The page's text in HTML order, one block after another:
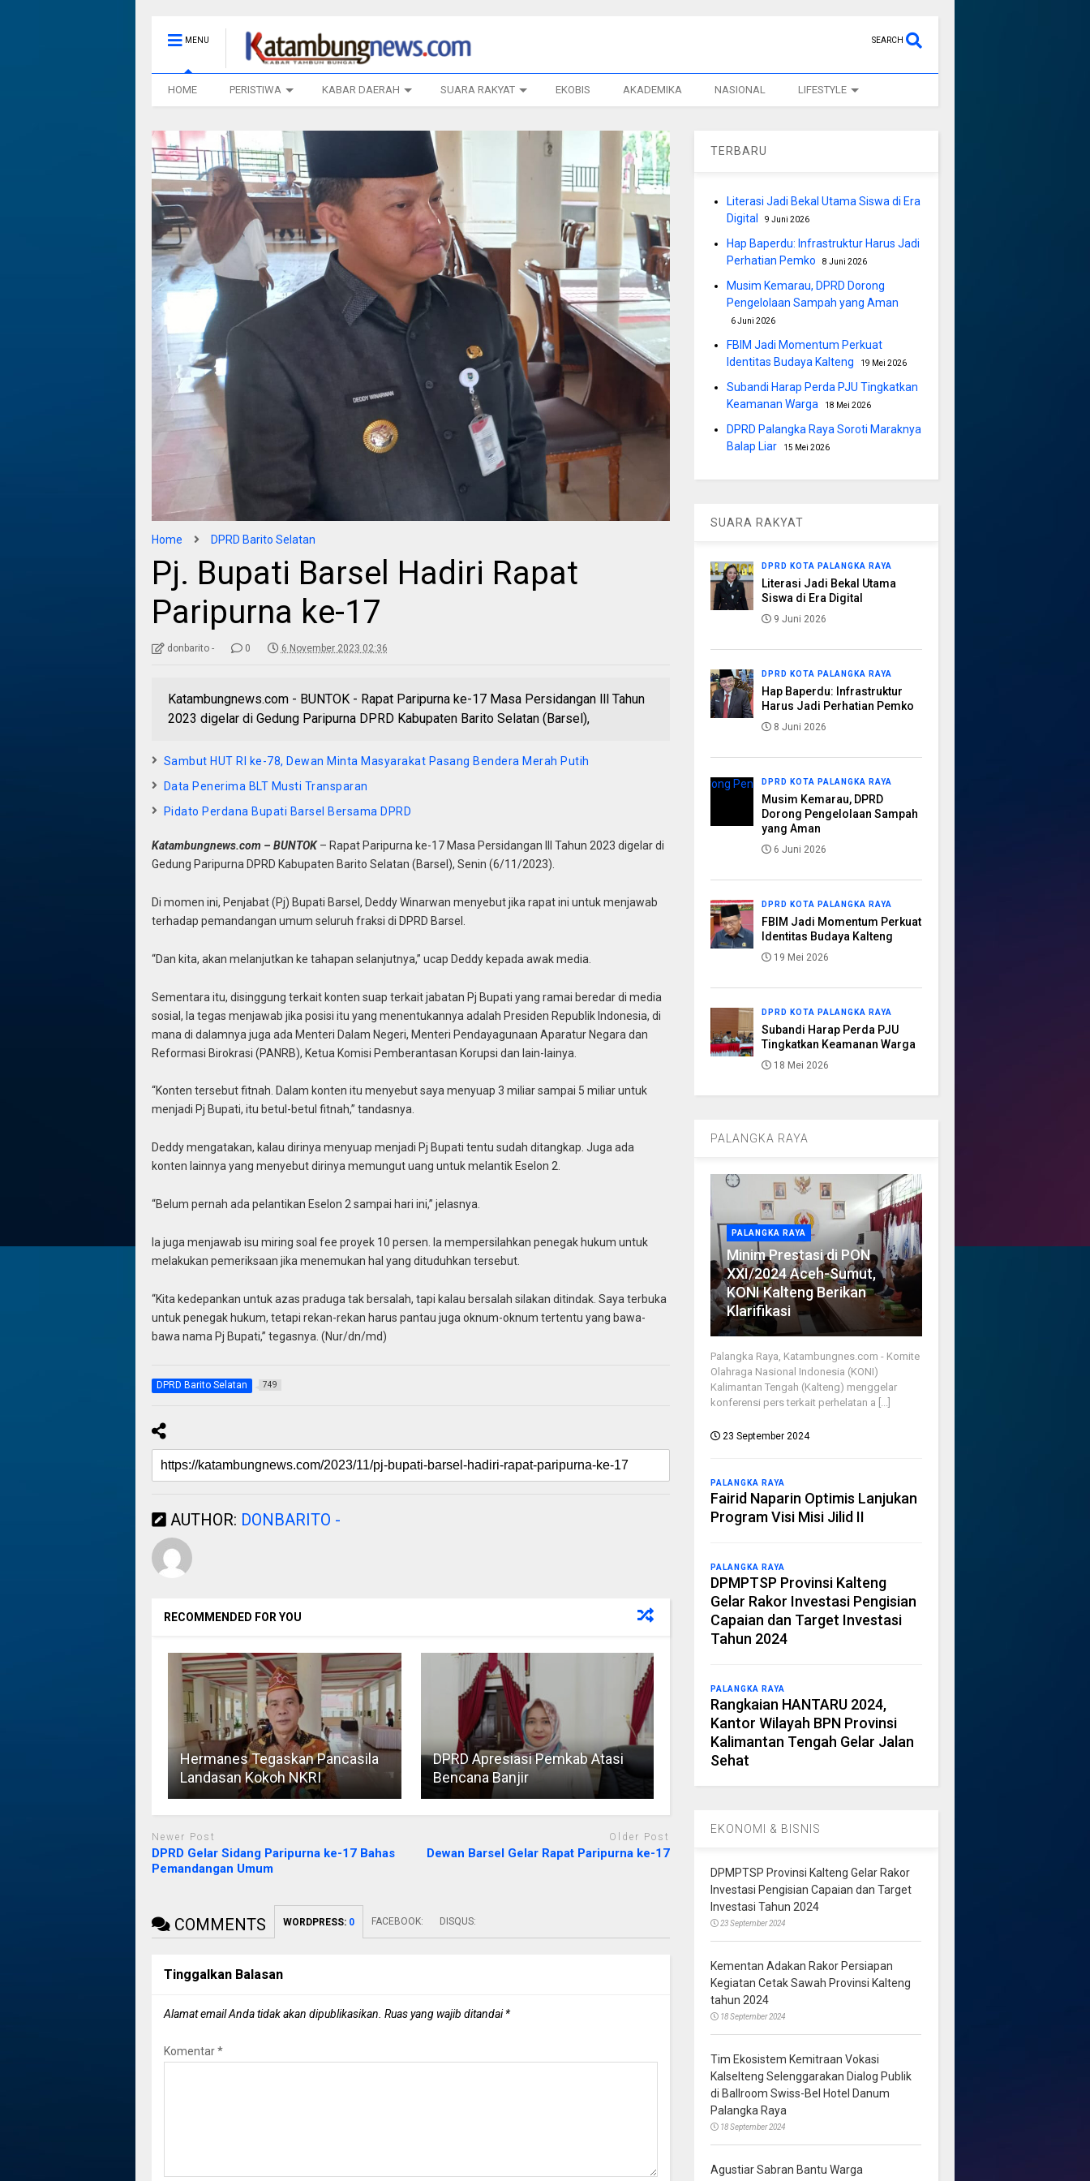
MENU SEARCH
HOME PERISTIWA KABAR DAERAH SUARA RAKYAT EKOBIS AKADEMIKA NASIONAL LIFESTYLE
Home DPRD Barito Selatan
Pj. Bupati Barsel Hadiri Rapat
Paripurna ke-17
donbarito - 0 6 November 2023 02:36
Katambungnews.com - BUNTOK - Rapat Paripurna ke-17 Masa Persidangan lll Tahun
2023 digelar di Gedung Paripurna DPRD Kabupaten Barito Selatan (Barsel),
Sambut HUT RI ke-78, Dewan Minta Masyarakat Pasang Bendera Merah Putih
Data Penerima BLT Musti Transparan
Pidato Perdana Bupati Barsel Bersama DPRD
Katambungnews.com – BUNTOK– Rapat Paripurna ke-17 Masa Persidangan lll Tahun 2023 digelar di
Gedung Paripurna DPRD Kabupaten Barito Selatan (Barsel), Senin (6/11/2023).
Di momen ini, Penjabat (Pj) Bupati Barsel, Deddy Winarwan menyebut jika rapat ini untuk menjawab
terhadap pemandangan umum seluruh fraksi di DPRD Barsel.
“Dan kita, akan melanjutkan ke tahapan selanjutnya,” ucap Deddy kepada awak media.
Sementara itu, disinggung terkait konten suap terkait jabatan Pj Bupati yang ramai beredar di media
sosial, Ia tegas menjawab jika posisi itu yang menentukannya adalah Presiden Republik Indonesia, di
mana di dalamnya juga ada Menteri Dalam Negeri, Menteri Pendayagunaan Aparatur Negara dan
Reformasi Birokrasi (PANRB), Ketua Komisi Pemberantasan Korupsi dan lain-lainya.
“Konten tersebut fitnah. Dalam konten itu menyebut saya menyuap 3 miliar sampai 5 miliar untuk
menjadi Pj Bupati, itu betul-betul fitnah,” tandasnya.
Deddy mengatakan, kalau dirinya menyuap menjadi Pj Bupati tentu sudah ditangkap. Juga ada
konten lainnya yang menyebut dirinya memungut uang untuk melantik Eselon 2.
“Belum pernah ada pelantikan Eselon 2 sampai hari ini,” jelasnya.
Ia juga menjawab isu miring soal fee proyek 10 persen. Ia mempersilahkan penegak hukum untuk
melakukan pemeriksaan jika menemukan hal yang dituduhkan tersebut.
“Kita kedepankan untuk azas praduga tak bersalah, tapi kalau bersalah silakan ditindak. Saya terbuka
untuk penegak hukum, tetapi rekan-rekan harus pantau juga oknum-oknum tertentu yang bawa-
bawa nama Pj Bupati,” tegasnya. (Nur/dn/md)
DPRD Barito Selatan 749
AUTHOR: DONBARITO -
RECOMMENDED FOR YOU
Hermanes Tegaskan Pancasila
Landasan Kokoh NKRI
DPRD Apresiasi Pemkab Atasi
Bencana Banjir
Newer Post
DPRD Gelar Sidang Paripurna ke-17 Bahas
Pemandangan Umum
Older Post
Dewan Barsel Gelar Rapat Paripurna ke-17
COMMENTS WORDPRESS: 0 FACEBOOK: DISQUS:
Tinggalkan Balasan
Alamat email Anda tidak akan dipublikasikan. Ruas yang wajib ditandai*
Komentar*
TERBARU
Literasi Jadi Bekal Utama Siswa di Era
Digital
9 Juni 2026
Hap Baperdu: Infrastruktur Harus Jadi
Perhatian Pemko
8 Juni 2026
Musim Kemarau, DPRD Dorong
Pengelolaan Sampah yang Aman
6 Juni 2026
FBIM Jadi Momentum Perkuat
Identitas Budaya Kalteng
19 Mei 2026
Subandi Harap Perda PJU Tingkatkan
Keamanan Warga
18 Mei 2026
DPRD Palangka Raya Soroti Maraknya
Balap Liar
15 Mei 2026
SUARA RAKYAT
DPRD KOTA PALANGKA RAYA
Literasi Jadi Bekal Utama
Siswa di Era Digital
9 Juni 2026
DPRD KOTA PALANGKA RAYA
Hap Baperdu: Infrastruktur
Harus Jadi Perhatian Pemko
8 Juni 2026
DPRD KOTA PALANGKA RAYA
Musim Kemarau, DPRD
Dorong Pengelolaan Sampah
yang Aman
6 Juni 2026
DPRD KOTA PALANGKA RAYA
FBIM Jadi Momentum Perkuat
Identitas Budaya Kalteng
19 Mei 2026
DPRD KOTA PALANGKA RAYA
Subandi Harap Perda PJU
Tingkatkan Keamanan Warga
18 Mei 2026
PALANGKA RAYA
PALANGKA RAYA
Minim Prestasi di PON
XXI/2024 Aceh-Sumut,
KONI Kalteng Berikan
Klarifikasi
Palangka Raya, Katambungnes.com - Komite
Olahraga Nasional Indonesia (KONI)
Kalimantan Tengah (Kalteng) menggelar
konferensi pers terkait perhelatan a [...]
23 September 2024
PALANGKA RAYA
Fairid Naparin Optimis Lanjukan
Program Visi Misi Jilid II
PALANGKA RAYA
DPMPTSP Provinsi Kalteng
Gelar Rakor Investasi Pengisian
Capaian dan Target Investasi
Tahun 2024
PALANGKA RAYA
Rangkaian HANTARU 2024,
Kantor Wilayah BPN Provinsi
Kalimantan Tengah Gelar Jalan
Sehat
EKONOMI & BISNIS
DPMPTSP Provinsi Kalteng Gelar Rakor
Investasi Pengisian Capaian dan Target
Investasi Tahun 2024
23 September 2024
Kementan Adakan Rakor Persiapan
Kegiatan Cetak Sawah Provinsi Kalteng
tahun 2024
18 September 2024
Tim Ekosistem Kemitraan Vokasi
Kalselteng Selenggarakan Dialog Publik
di Ballroom Swiss-Bel Hotel Danum
Palangka Raya
18 September 2024
Agustiar Sabran Bantu Warga